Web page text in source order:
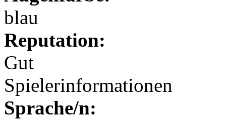
blau
Reputation:
Gut
Spielerinformationen
Sprache/n: